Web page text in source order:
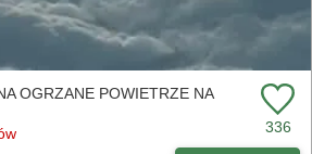
OGRZANE POWIETRZE NA
336